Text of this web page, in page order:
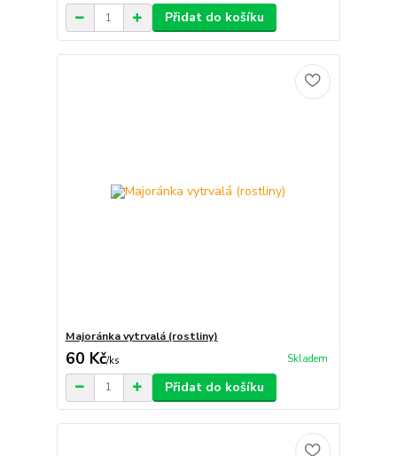
Přidat do košíku
Majoránka vytrvalá (rostliny)
60 Kč/ks Skladem
Přidat do košíku